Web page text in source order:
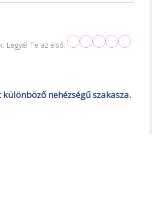
Legyél Te az első:
nehézségű szakasza.